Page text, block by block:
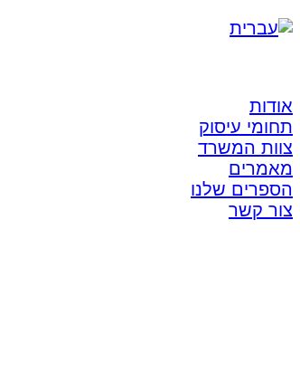
אודות
תחומי עיסוק
צוות המשרד
מאמרים
הספרים שלנו
צור קשר